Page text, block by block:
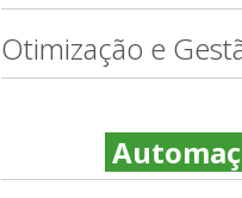
Otimização e